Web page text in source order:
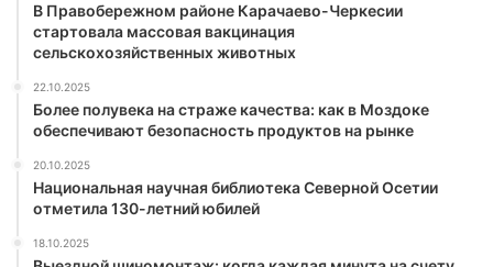
В Правобережном районе Карачаево-Черкесии
стартовала массовая вакцинация
сельскохозяйственных животных
22.10.2025
Более полувека на страже качества: как в Моздоке
обеспечивают безопасность продуктов на рынке
20.10.2025
Национальная научная библиотека Северной Осетии
отметила 130-летний юбилей
18.10.2025